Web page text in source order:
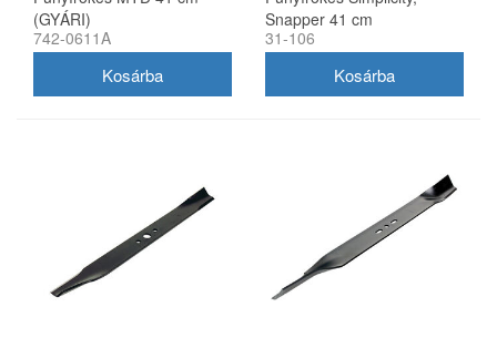
(GYÁRI)
742-0611A
Snapper 41 cm
(1704856SM)
31-106